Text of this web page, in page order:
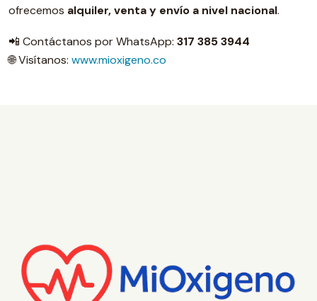
ofrecemos alquiler, venta y envío a nivel nacional.
📲 Contáctanos por WhatsApp: 317 385 3944
🌐 Visítanos: www.mioxigeno.co